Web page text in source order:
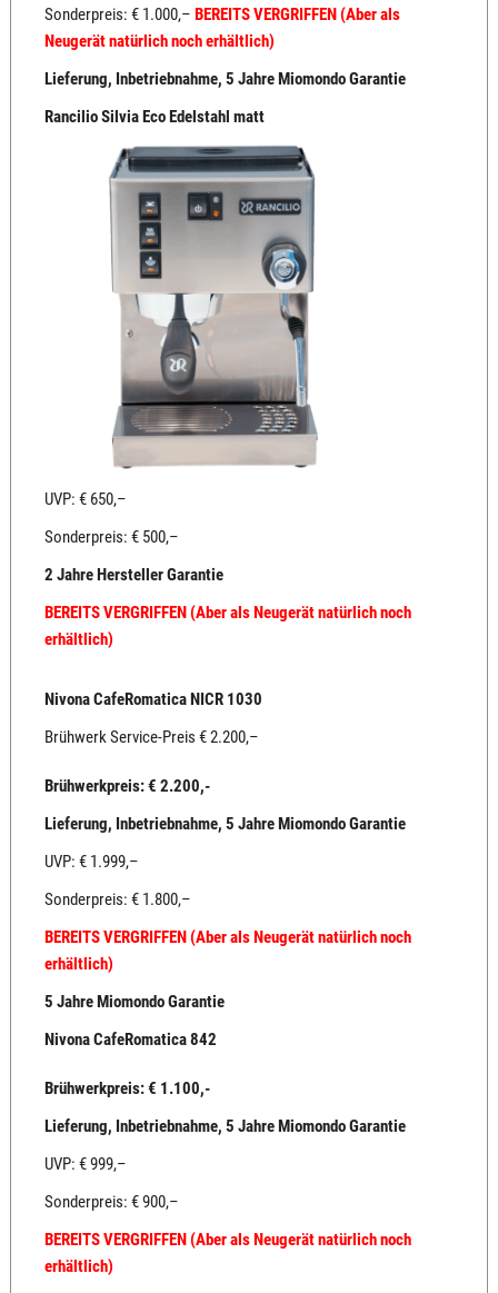
Sonderpreis: € 1.000,– BEREITS VERGRIFFEN (Aber als
Neugerät natürlich noch erhältlich)
Lieferung, Inbetriebnahme, 5 Jahre Miomondo Garantie
Rancilio Silvia Eco Edelstahl matt
UVP: € 650,–
Sonderpreis: € 500,–
2 Jahre Hersteller Garantie
BEREITS VERGRIFFEN (Aber als Neugerät natürlich noch
erhältlich)
Nivona CafeRomatica NICR 1030
Brühwerk Service-Preis € 2.200,–
Brühwerkpreis: € 2.200,-
Lieferung, Inbetriebnahme, 5 Jahre Miomondo Garantie
UVP: € 1.999,–
Sonderpreis: € 1.800,–
BEREITS VERGRIFFEN (Aber als Neugerät natürlich noch
erhältlich)
5 Jahre Miomondo Garantie
Nivona CafeRomatica 842
Brühwerkpreis: € 1.100,-
Lieferung, Inbetriebnahme, 5 Jahre Miomondo Garantie
UVP: € 999,–
Sonderpreis: € 900,–
BEREITS VERGRIFFEN (Aber als Neugerät natürlich noch
erhältlich)